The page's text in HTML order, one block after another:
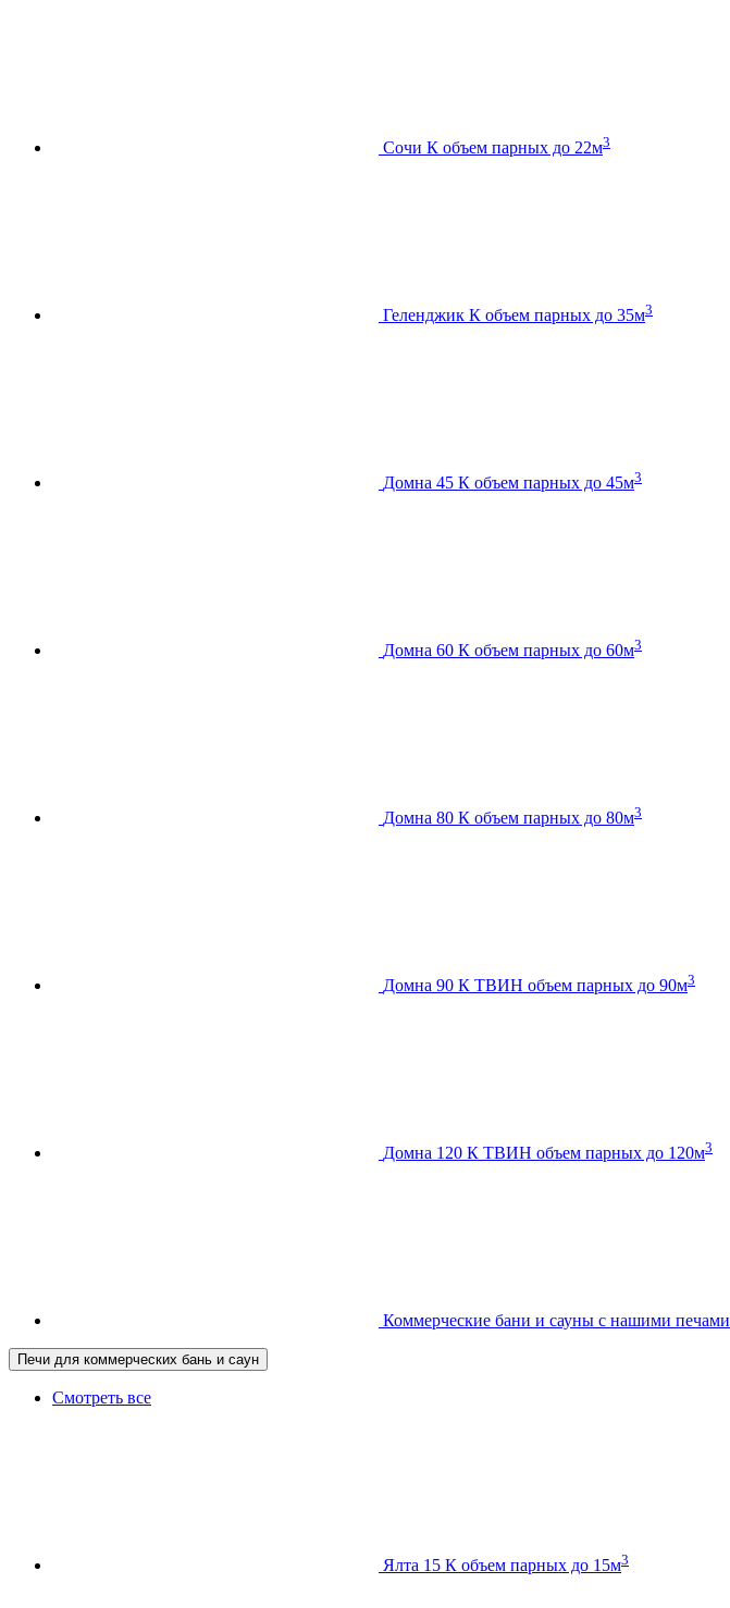
Сочи К объем парных до 22м3
Геленджик К объем парных до 35м3
Домна 45 К объем парных до 45м3
Домна 60 К объем парных до 60м3
Домна 80 К объем парных до 80м3
Домна 90 К ТВИН объем парных до 90м3
Домна 120 К ТВИН объем парных до 120м3
Коммерческие бани и сауны с нашими печами
Печи для коммерческих бань и саун
Смотреть все
Ялта 15 К объем парных до 15м3